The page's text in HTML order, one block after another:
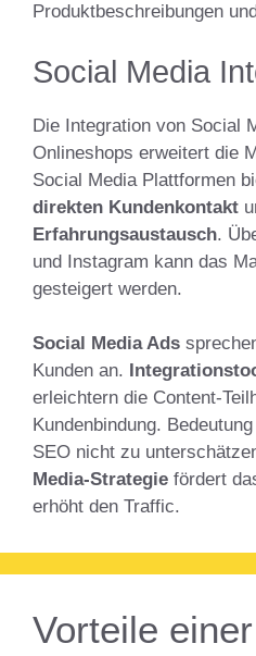
Produktbeschreibungen
Social Media
Die Integration von Social
Onlineshops erweitert die
Social Media Plattformen
direkten Kundenkontakt
Erfahrungsaustausch.
und Instagram kann das
gesteigert werden.
Social Media Ads
Kunden an.
erleichtern die Content-
Kundenbindung.
SEO nicht zu
Media-Strategie fördert
erhöht den Traffic.
Vorteile